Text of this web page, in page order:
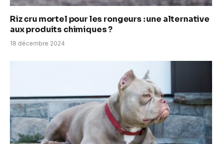
Riz cru mortel pour les rongeurs : une alternative
aux produits chimiques ?
18 décembre 2024